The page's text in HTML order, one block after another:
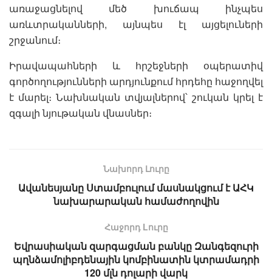
առաջացնելով մեծ խուճապ ինչպես
առևտրականների, այնպես էլ այցելուների
շրջանում։
Իրավապահների և հրշեջների օպերատիվ
գործողությունների արդյունքում հրդեհը հաջողվել
է մարել։ Նախնական տվյալներով՝ շուկան կրել է
զգալի նյութական վնասներ։
Նախորդ Լուրը
Ավանեսյանը Ստամբուլում մասնակցում է ԱՀԿ
նախարարական համաժողովին
Հաջորդ Lուրը
Եվրասիական զարգացման բանկը Զանգեզուրի
պղնձամոլիբդենային կոմբինատին կտրամադրի
120 մլն դոլարի վարկ